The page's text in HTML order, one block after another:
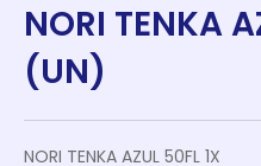
NORI TENKA
(UN)
NORI TENKA AZUL 50FL 1X